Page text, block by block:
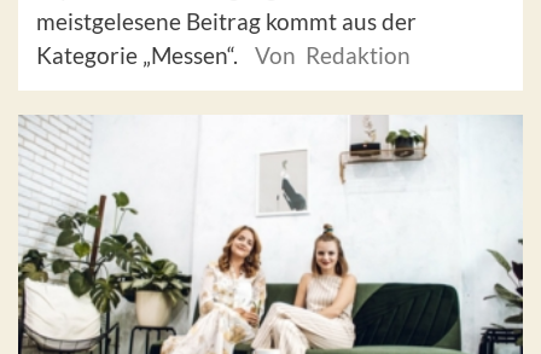
meistgelesene Beitrag kommt aus der
Kategorie „Messen“.
Von Redaktion